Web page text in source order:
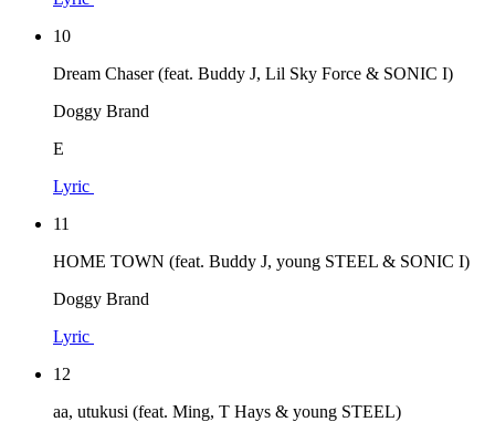
10
Dream Chaser (feat. Buddy J, Lil Sky Force & SONIC I)
Doggy Brand
E
Lyric
11
HOME TOWN (feat. Buddy J, young STEEL & SONIC I)
Doggy Brand
Lyric
12
aa, utukusi (feat. Ming, T Hays & young STEEL)